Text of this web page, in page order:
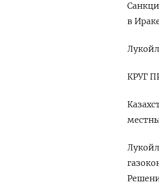
в
КРУГ